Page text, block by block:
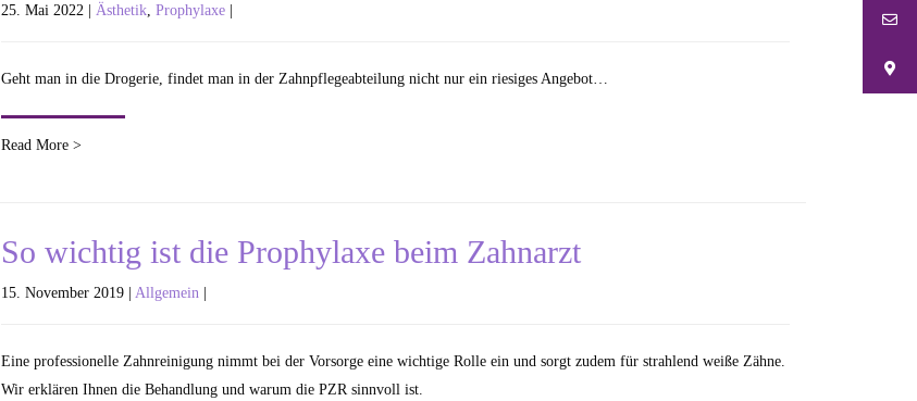
25. Mai 2022 | Ästhetik, Prophylaxe
Geht man in die Drogerie, findet man in der Zahnpflegeabteilung nicht nur ein riesiges Angebot…
Read More >
So wichtig ist die Prophylaxe beim Zahnarzt
15. November 2019 | Allgemein
Eine professionelle Zahnreinigung nimmt bei der Vorsorge eine wichtige Rolle ein und sorgt zudem für strahlend weiße Zähne.
Wir erklären Ihnen die Behandlung und warum die PZR sinnvoll ist.